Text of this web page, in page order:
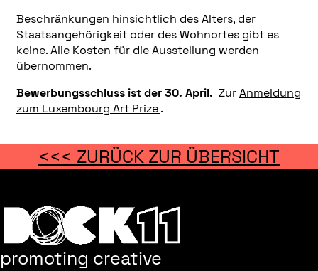
Beschränkungen hinsichtlich des Alters, der
Staatsangehörigkeit oder des Wohnortes gibt es
keine. Alle Kosten für die Ausstellung werden
übernommen.
Bewerbungsschluss ist der 30. April. ZurAnmeldung
zum Luxembourg Art Prize.
<<< ZURÜCK ZUR ÜBERSICHT
promoting creative